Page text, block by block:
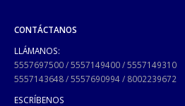
CONTÁCTANOS
LLÁMANOS:
5557697500/5557149400/5557149310
5557143648/5557690994/ 8002239672
ESCRÍBENOS